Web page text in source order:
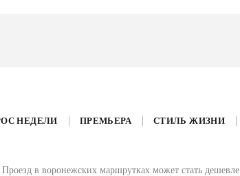
НЕДЕЛИ ПРЕМЬЕРА СТИЛЬ ЖИЗНИ
Проезд в воронежских маршрутках может стать дешевле